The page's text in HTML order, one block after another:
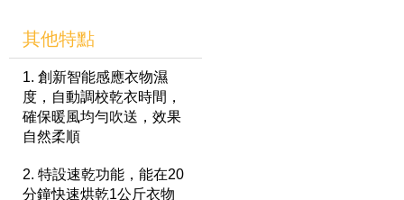
其他特點
1. 創新智能感應衣物濕
度，自動調校乾衣時間，
確保暖風均勻吹送，效果
自然柔順
2. 特設速乾功能，能在20
分鐘快速烘乾1公斤衣物